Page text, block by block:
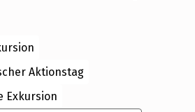
Aktionstag
Exkursion